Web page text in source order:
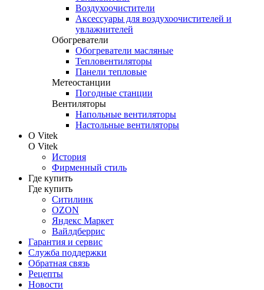
Воздухоочистители
Аксессуары для воздухоочистителей и
увлажнителей
Обогреватели
Обогреватели масляные
Тепловентиляторы
Панели тепловые
Метеостанции
Погодные станции
Вентиляторы
Напольные вентиляторы
Настольные вентиляторы
О Vitek
О Vitek
История
Фирменный стиль
Где купить
Где купить
Ситилинк
OZON
Яндекс Маркет
Вайлдберрис
Гарантия и сервис
Служба поддержки
Обратная связь
Рецепты
Новости